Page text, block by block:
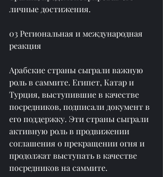
личные достижения.
03 Региональная и международная
реакция
Арабские страны сыграли важную
роль в саммите. Египет, Катар и
Турция, выступившие в качестве
посредников, подписали документ в
его поддержку. Эти страны сыграли
активную роль в продвижении
соглашения о прекращении огня и
продолжат выступать в качестве
посредников на саммите.